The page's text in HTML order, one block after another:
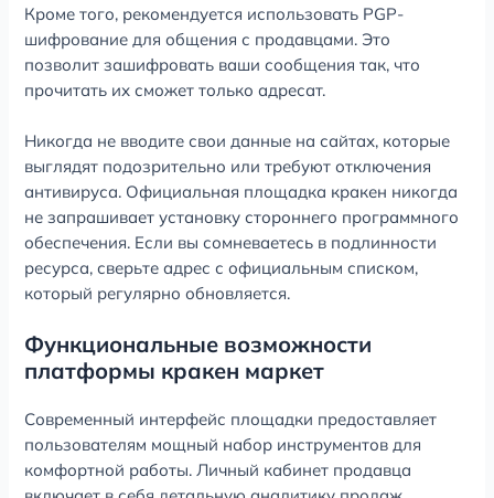
Кроме того, рекомендуется использовать PGP-
шифрование для общения с продавцами. Это
позволит зашифровать ваши сообщения так, что
прочитать их сможет только адресат.
Никогда не вводите свои данные на сайтах, которые
выглядят подозрительно или требуют отключения
антивируса. Официальная площадка кракен никогда
не запрашивает установку стороннего программного
обеспечения. Если вы сомневаетесь в подлинности
ресурса, сверьте адрес с официальным списком,
который регулярно обновляется.
Функциональные возможности
платформы кракен маркет
Современный интерфейс площадки предоставляет
пользователям мощный набор инструментов для
комфортной работы. Личный кабинет продавца